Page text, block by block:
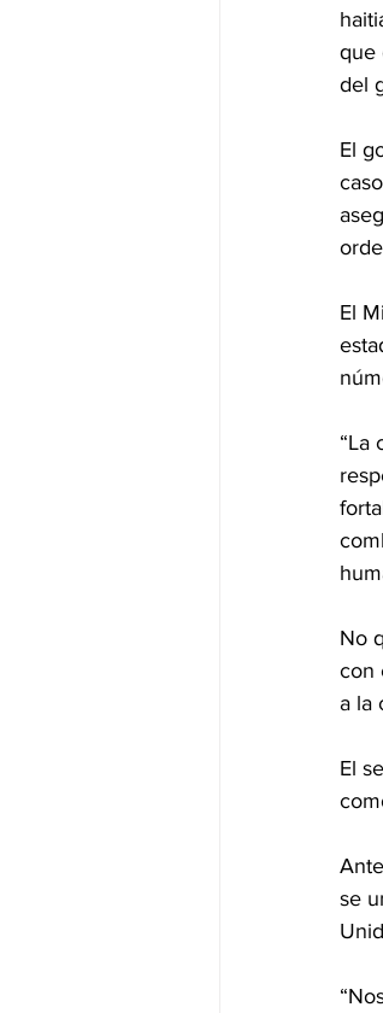
que
del
El
El
“La
No
con
a la
El
se